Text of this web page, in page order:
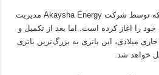
ابرباتری Waratah در استرالیا که توسط شرکت Akaysha Energy مدیریت
را اغاز کرده است. اما بعد از تکمیل و
میلادی، این باتری به بزرگ‌ترین باتری
خواهد شد.